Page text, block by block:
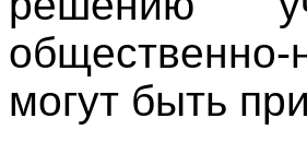
могут быть